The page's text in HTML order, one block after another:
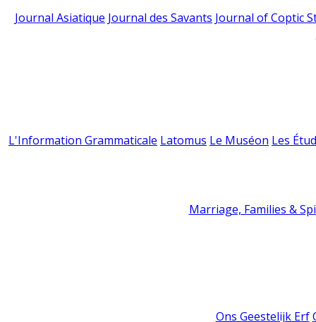
Journal Asiatique Journal des Savants Journal of Coptic
L'Information Grammaticale Latomus Le Muséon Les
Marriage, Families &
Ons Geestelijk Erf